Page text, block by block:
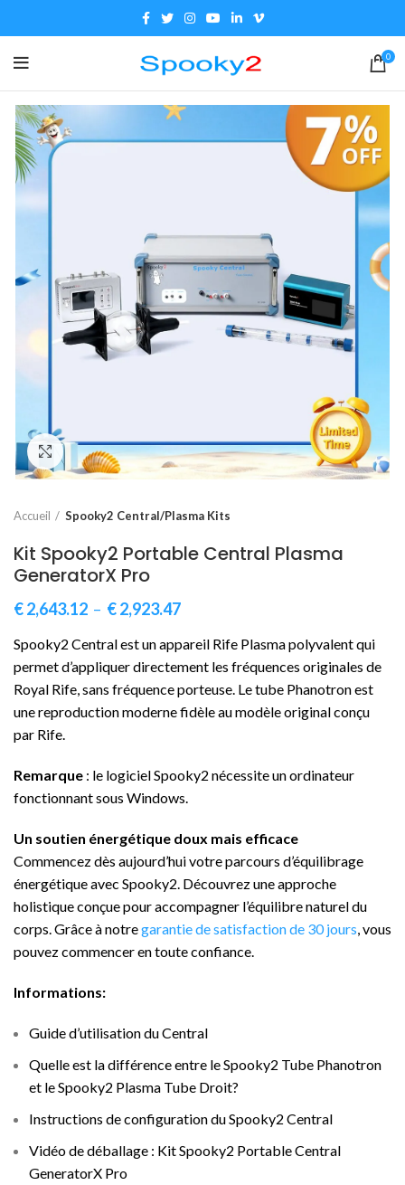
0
Click to enlarge
Accueil Spooky2 Central/Plasma Kits
Kit Spooky2 Portable Central Plasma
GeneratorX Pro
€2,643.12 – €2,923.47
Spooky2 Central est un appareil Rife Plasma polyvalent qui
permet d’appliquer directement les fréquences originales de
Royal Rife, sans fréquence porteuse. Le tube Phanotron est
une reproduction moderne fidèle au modèle original conçu
par Rife.
Remarque : le logiciel Spooky2 nécessite un ordinateur
fonctionnant sous Windows.
Un soutien énergétique doux mais efficace
Commencez dès aujourd’hui votre parcours d’équilibrage
énergétique avec Spooky2. Découvrez une approche
holistique conçue pour accompagner l’équilibre naturel du
corps. Grâce à notregarantie de satisfaction de 30 jours, vous
pouvez commencer en toute confiance.
Informations:
Guide d’utilisation du Central
Quelle est la différence entre le Spooky2 Tube Phanotron
et le Spooky2 Plasma Tube Droit?
Instructions de configuration du Spooky2 Central
Vidéo de déballage : Kit Spooky2 Portable Central
GeneratorX Pro
☀️ Soldes d’été : -7 % sur tout le
site avec le code:healing2026